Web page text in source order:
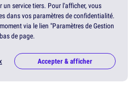
un service tiers. Pour l'afficher, vous
dans vos paramètres de confidentialité.
via le lien "Paramètres de Gestion
de page.
Accepter & afficher